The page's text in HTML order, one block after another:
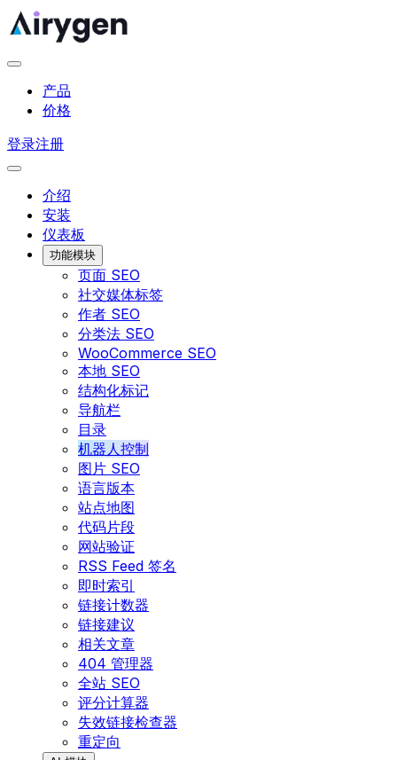
产品
价格
登录注册
介绍
安装
仪表板
功能模块
页面 SEO
社交媒体标签
作者 SEO
分类法 SEO
WooCommerce SEO
本地 SEO
结构化标记
导航栏
目录
机器人控制
图片 SEO
语言版本
站点地图
代码片段
网站验证
RSS Feed 签名
即时索引
链接计数器
链接建议
相关文章
404 管理器
全站 SEO
评分计算器
失效链接检查器
重定向